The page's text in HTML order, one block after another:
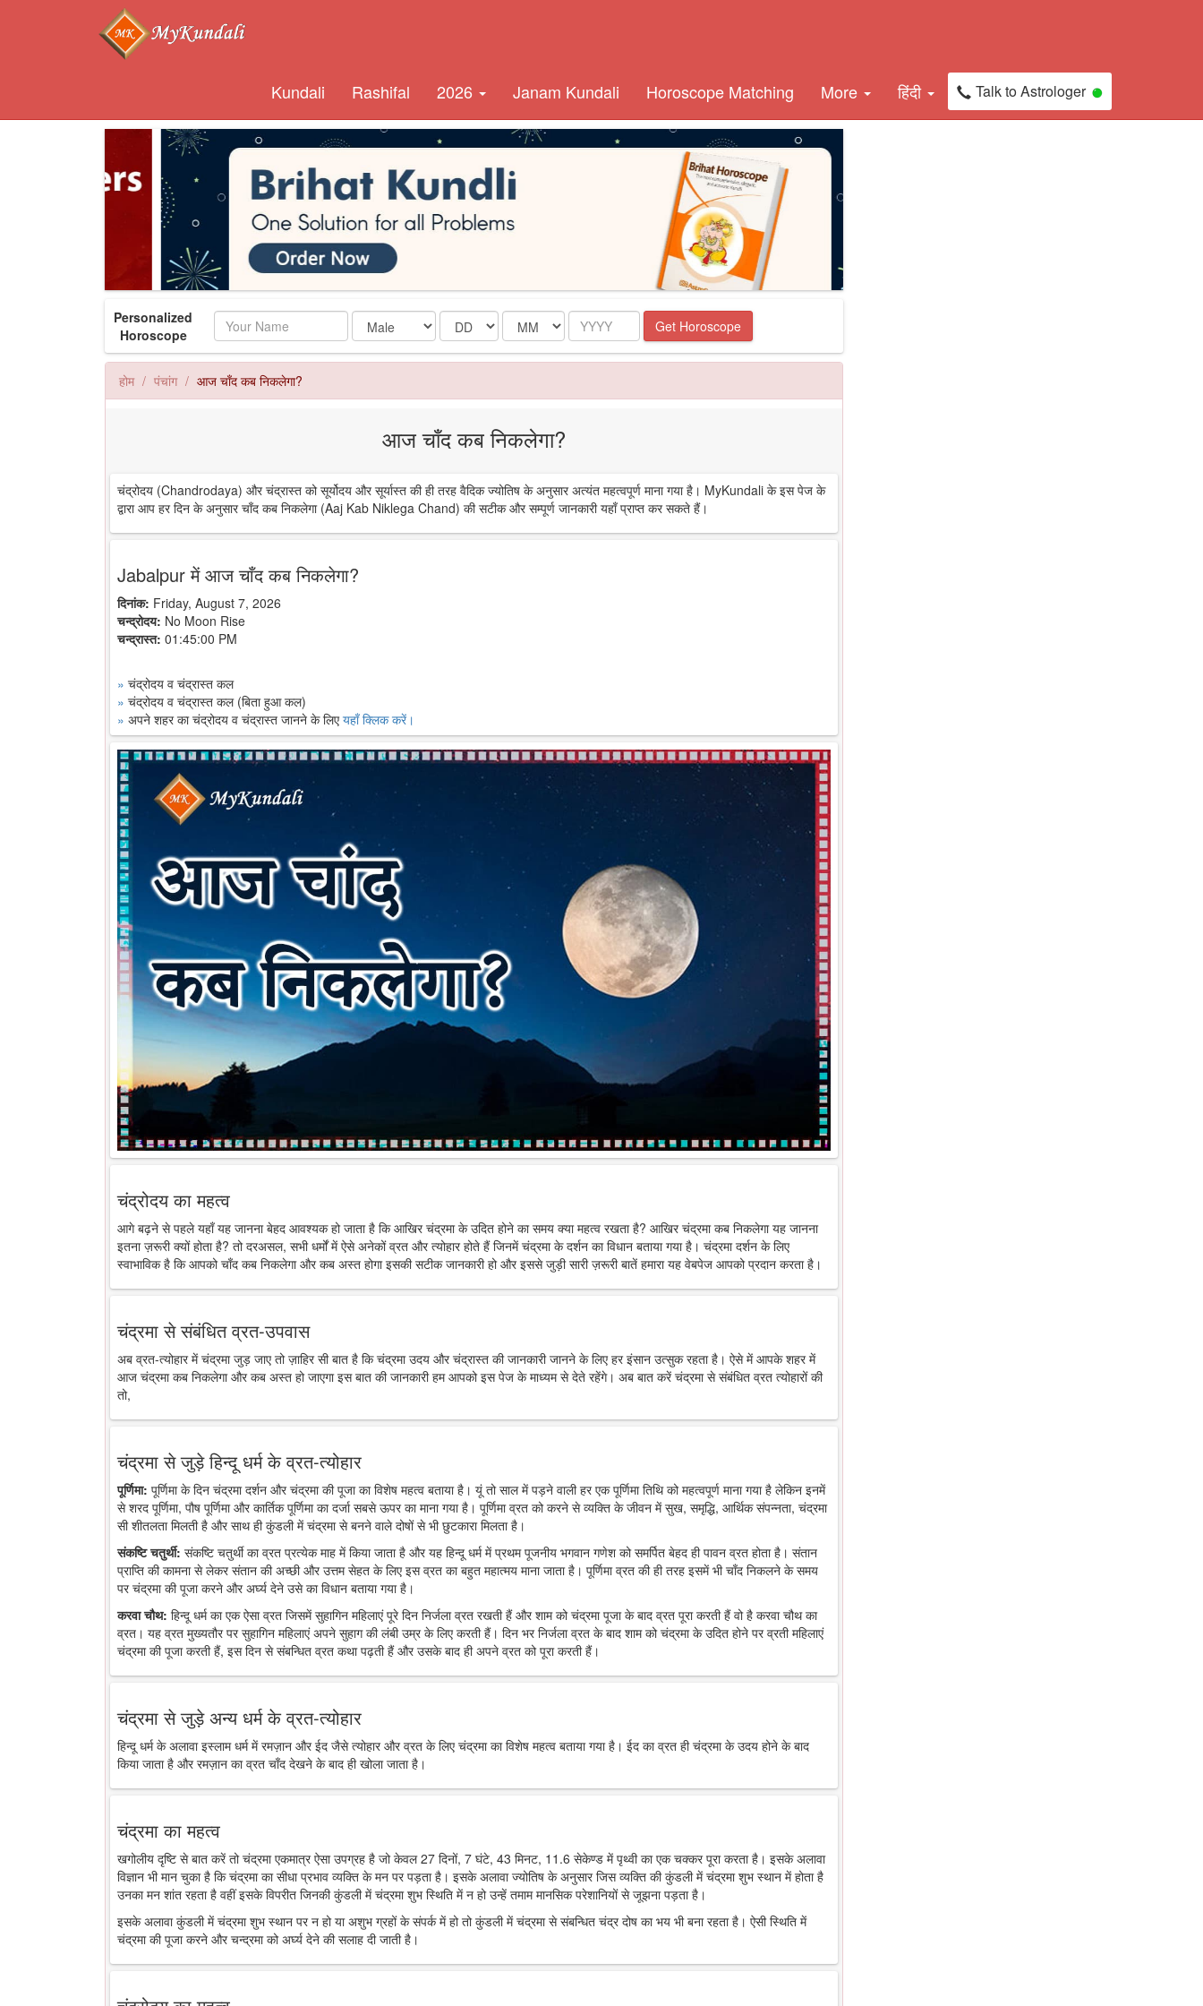
Kundali Rashifal 2026 Janam Kundali Horoscope Matching More हिंदी Talk to Astrologer
Personalized
Horoscope
Name Date Month Year Get Horoscope
होम पंचांग आज चाँद कब निकलेगा?
आज चाँद कब निकलेगा?
चंद्रोदय (Chandrodaya) और चंद्रास्त को सूर्योदय और सूर्यास्त की ही तरह वैदिक ज्योतिष के अनुसार अत्यंत महत्वपूर्ण माना गया है। MyKundali के इस पेज के
द्वारा आप हर दिन के अनुसार चाँद कब निकलेगा (Aaj Kab Niklega Chand) की सटीक और सम्पूर्ण जानकारी यहाँ प्राप्त कर सकते हैं।
Jabalpur में आज चाँद कब निकलेगा?
दिनांक: Friday, August 7, 2026
चन्द्रोदय: No Moon Rise
चन्द्रास्त: 01:45:00 PM
» चंद्रोदय व चंद्रास्त कल
» चंद्रोदय व चंद्रास्त कल (बिता हुआ कल)
» अपने शहर का चंद्रोदय व चंद्रास्त जानने के लिएयहाँ क्लिक करें।
चंद्रोदय का महत्व
आगे बढ़ने से पहले यहाँ यह जानना बेहद आवश्यक हो जाता है कि आखिर चंद्रमा के उदित होने का समय क्या महत्व रखता है? आखिर चंद्रमा कब निकलेगा यह जानना
इतना ज़रूरी क्यों होता है? तो दरअसल, सभी धर्मों में ऐसे अनेकों व्रत और त्योहार होते हैं जिनमें चंद्रमा के दर्शन का विधान बताया गया है। चंद्रमा दर्शन के लिए
स्वाभाविक है कि आपको चाँद कब निकलेगा और कब अस्त होगा इसकी सटीक जानकारी हो और इससे जुड़ी सारी ज़रूरी बातें हमारा यह वेबपेज आपको प्रदान करता है।
चंद्रमा से संबंधित व्रत-उपवास
अब व्रत-त्योहार में चंद्रमा जुड़ जाए तो ज़ाहिर सी बात है कि चंद्रमा उदय और चंद्रास्त की जानकारी जानने के लिए हर इंसान उत्सुक रहता है। ऐसे में आपके शहर में
आज चंद्रमा कब निकलेगा और कब अस्त हो जाएगा इस बात की जानकारी हम आपको इस पेज के माध्यम से देते रहेंगे। अब बात करें चंद्रमा से संबंधित व्रत त्योहारों की
तो,
चंद्रमा से जुड़े हिन्दू धर्म के व्रत-त्योहार
पूर्णिमा: पूर्णिमा के दिन चंद्रमा दर्शन और चंद्रमा की पूजा का विशेष महत्व बताया है। यूं तो साल में पड़ने वाली हर एक पूर्णिमा तिथि को महत्वपूर्ण माना गया है लेकिन इनमें
से शरद पूर्णिमा, पौष पूर्णिमा और कार्तिक पूर्णिमा का दर्जा सबसे ऊपर का माना गया है। पूर्णिमा व्रत को करने से व्यक्ति के जीवन में सुख, समृद्धि, आर्थिक संपन्नता, चंद्रमा
सी शीतलता मिलती है और साथ ही कुंडली में चंद्रमा से बनने वाले दोषों से भी छुटकारा मिलता है।
संकष्टि चतुर्थी: संकष्टि चतुर्थी का व्रत प्रत्येक माह में किया जाता है और यह हिन्दू धर्म में प्रथम पूजनीय भगवान गणेश को समर्पित बेहद ही पावन व्रत होता है। संतान
प्राप्ति की कामना से लेकर संतान की अच्छी और उत्तम सेहत के लिए इस व्रत का बहुत महात्मय माना जाता है। पूर्णिमा व्रत की ही तरह इसमें भी चाँद निकलने के समय
पर चंद्रमा की पूजा करने और अर्घ्य देने उसे का विधान बताया गया है।
करवा चौथ: हिन्दू धर्म का एक ऐसा व्रत जिसमें सुहागिन महिलाएं पूरे दिन निर्जला व्रत रखती हैं और शाम को चंद्रमा पूजा के बाद व्रत पूरा करती हैं वो है करवा चौथ का
व्रत। यह व्रत मुख्यतौर पर सुहागिन महिलाएं अपने सुहाग की लंबी उम्र के लिए करती हैं। दिन भर निर्जला व्रत के बाद शाम को चंद्रमा के उदित होने पर व्रती महिलाएं
चंद्रमा की पूजा करती हैं, इस दिन से संबन्धित व्रत कथा पढ़ती हैं और उसके बाद ही अपने व्रत को पूरा करती हैं।
चंद्रमा से जुड़े अन्य धर्म के व्रत-त्योहार
हिन्दू धर्म के अलावा इस्लाम धर्म में रमज़ान और ईद जैसे त्योहार और व्रत के लिए चंद्रमा का विशेष महत्व बताया गया है। ईद का व्रत ही चंद्रमा के उदय होने के बाद
किया जाता है और रमज़ान का व्रत चाँद देखने के बाद ही खोला जाता है।
चंद्रमा का महत्व
खगोलीय दृष्टि से बात करें तो चंद्रमा एकमात्र ऐसा उपग्रह है जो केवल 27 दिनों, 7 घंटे, 43 मिनट, 11.6 सेकेण्ड में पृथ्वी का एक चक्कर पूरा करता है। इसके अलावा
विज्ञान भी मान चुका है कि चंद्रमा का सीधा प्रभाव व्यक्ति के मन पर पड़ता है। इसके अलावा ज्योतिष के अनुसार जिस व्यक्ति की कुंडली में चंद्रमा शुभ स्थान में होता है
उनका मन शांत रहता है वहीं इसके विपरीत जिनकी कुंडली में चंद्रमा शुभ स्थिति में न हो उन्हें तमाम मानसिक परेशानियों से जूझना पड़ता है।
इसके अलावा कुंडली में चंद्रमा शुभ स्थान पर न हो या अशुभ ग्रहों के संपर्क में हो तो कुंडली में चंद्रमा से संबन्धित चंद्र दोष का भय भी बना रहता है। ऐसी स्थिति में
चंद्रमा की पूजा करने और चन्द्रमा को अर्घ्य देने की सलाह दी जाती है।